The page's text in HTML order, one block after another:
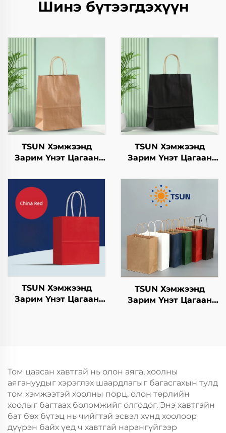
Шинэ бүтээгдэхүүн
TSUN Хэмжээнд
Зарим Үнэт Цагаан
Нэмэлт Ур чадвараар
Шинэ Жил,
Кристмасийн Хоолын
Пакинг Скрин Принт
TSUN Хэмжээнд
Зарим Үнэт Цагаан
Нэмэлт Ур чадвараар
Шинэ Жил,
Кристмасийн Хоолын
Пакинг Скрин Принт
TSUN Хэмжээнд
Зарим Үнэт Цагаан
TSUN Хэмжээнд
Зарим Үнэт Цагаан
Том цаасан хавтгай нь олон аяга, хоолны
аягануудыг хэрэглэх шаардлагыг багасгахын тулд
том хэмжээтэй хоолны порц, олон төрлийн
хоолыг багтаах боломжийг олгодог. Энэ хавтгайн
бат бөх бүтэц нь чийгтэй эсвэл хүнд хоолоор
дүүрэн байх үед ч хавтгай нарангүйгээр